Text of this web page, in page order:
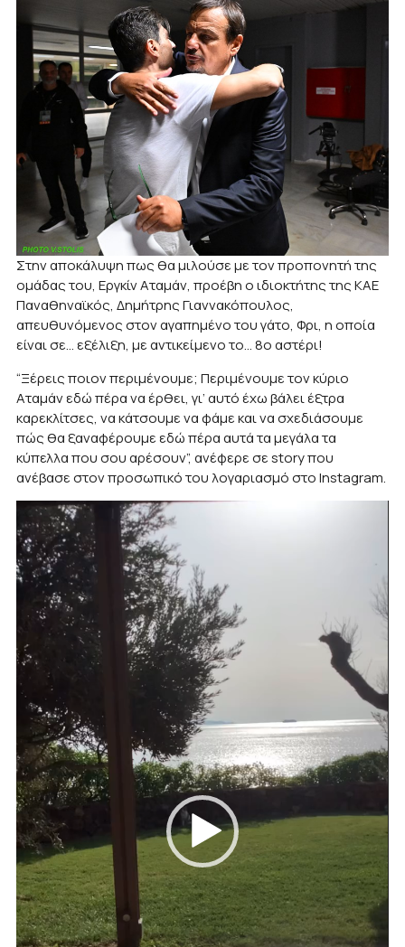
Στην αποκάλυψη πως θα μιλούσε με τον προπονητή της
ομάδας του, Εργκίν Αταμάν, προέβη ο ιδιοκτήτης της ΚΑΕ
Παναθηναϊκός, Δημήτρης Γιαννακόπουλος,
απευθυνόμενος στον αγαπημένο του γάτο, Φρι, η οποία
είναι σε… εξέλιξη, με αντικείμενο το… 8ο αστέρι!
“Ξέρεις ποιον περιμένουμε; Περιμένουμε τον κύριο
Αταμάν εδώ πέρα να έρθει, γι’ αυτό έχω βάλει έξτρα
καρεκλίτσες, να κάτσουμε να φάμε και να σχεδιάσουμε
πώς θα ξαναφέρουμε εδώ πέρα αυτά τα μεγάλα τα
κύπελλα που σου αρέσουν”, ανέφερε σε story που
ανέβασε στον προσωπικό του λογαριασμό στο Instagram.
Πρόγραμμα
Αναπαραγωγής
Βίντεο